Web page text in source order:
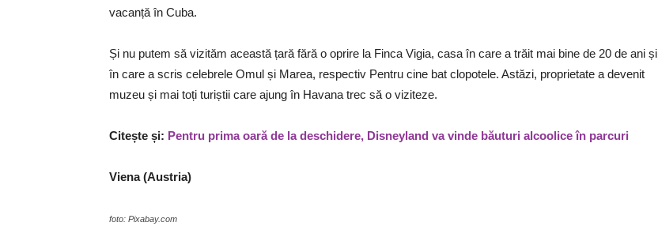
vacanță în Cuba.
Și nu putem să vizităm această țară fără o oprire la Finca Vigia, casa în care a trăit mai bine de 20 de ani și
în care a scris celebrele Omul și Marea, respectiv Pentru cine bat clopotele. Astăzi, proprietate a devenit
muzeu și mai toți turiștii care ajung în Havana trec să o viziteze.
Citește și: Pentru prima oară de la deschidere, Disneyland va vinde băuturi alcoolice în parcuri
Viena (Austria)
foto: Pixabay.com